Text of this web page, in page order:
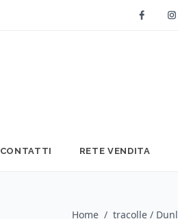
CONTATTI RETE VENDITA
Home / tracolle /